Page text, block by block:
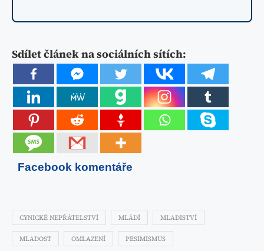
Sdílet článek na sociálních sítích:
Facebook komentáře
CYNICKÉ NEPŘÁTELSTVÍ MLÁDÍ MLADISTVÍ
MLADOST OMLAZENÍ PESIMISMUS